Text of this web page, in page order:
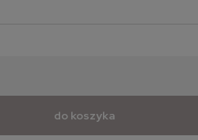
do koszyka